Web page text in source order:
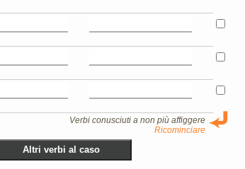
Verbi conusciuti a non più affiggere
Ricominciare